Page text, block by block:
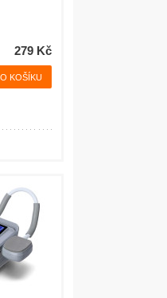
279 Kč